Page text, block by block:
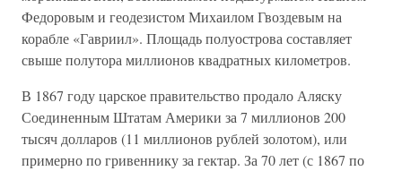
Федоровым и геодезистом Михаилом Гвоздевым на
корабле «Гавриил». Площадь полуострова составляет
свыше полутора миллионов квадратных километров.
В 1867 году царское правительство продало Аляску
Соединенным Штатам Америки за 7 миллионов 200
тысяч долларов (11 миллионов рублей золотом), или
примерно по гривеннику за гектар. За 70 лет (с 1867 по